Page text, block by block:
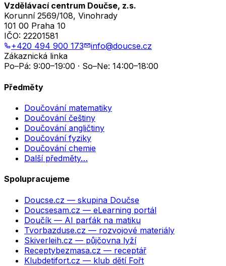
Vzdělávací centrum Doučse, z.s.
Korunní 2569/108, Vinohrady
101 00 Praha 10
IČO: 22201581
+420 494 900 173
info@doucse.cz
Zákaznická linka
Po–Pá: 9:00–19:00 · So–Ne: 14:00–18:00
Předměty
Doučování matematiky
Doučování češtiny
Doučování angličtiny
Doučování fyziky
Doučování chemie
Další předměty…
Spolupracujeme
Doucse.cz — skupina Doučse
Doucsesam.cz — eLearning portál
Doučík — AI parťák na matiku
Tvorbazduse.cz — rozvojové materiály
Skiverleih.cz — půjčovna lyží
Receptybezmasa.cz — receptář
Klubdetifort.cz — klub dětí Fořt